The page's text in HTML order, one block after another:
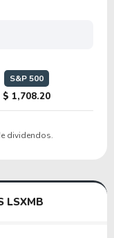
S&P 500
$ 1,708.20
dividendos.
LSXMB